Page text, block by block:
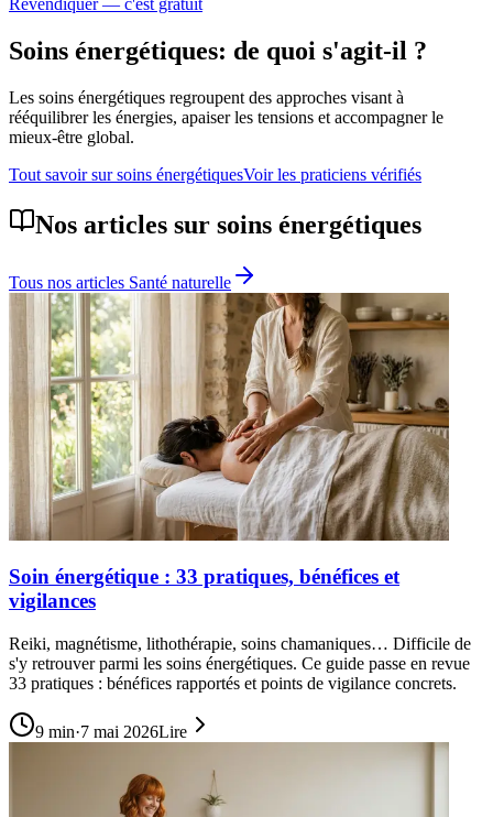
Revendiquer — c'est gratuit
Soins énergétiques: de quoi s'agit-il ?
Les soins énergétiques regroupent des approches visant à
rééquilibrer les énergies, apaiser les tensions et accompagner le
mieux-être global.
Tout savoir sursoins énergétiquesVoir les praticiens vérifiés
Nos articles sur soins énergétiques
Tous nos articles Santé naturelle
Soin énergétique : 33 pratiques, bénéfices et
vigilances
Reiki, magnétisme, lithothérapie, soins chamaniques… Difficile de
s'y retrouver parmi les soins énergétiques. Ce guide passe en revue
33 pratiques : bénéfices rapportés et points de vigilance concrets.
9 min·7 mai 2026Lire